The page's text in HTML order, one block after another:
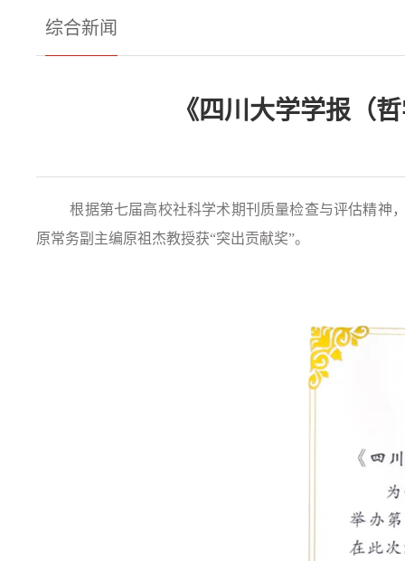
综合新闻
《四川大学学报（
根据第七届高校社科学术期刊质量检查与评估精神
原常务副主编原祖杰教授获“突出贡献奖”。